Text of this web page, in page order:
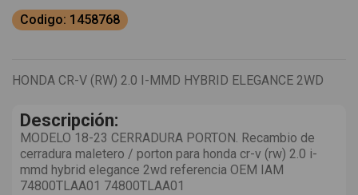
Codigo: 1458768
HONDA CR-V (RW) 2.0 I-MMD HYBRID ELEGANCE 2WD
Descripción:
MODELO 18-23 CERRADURA PORTON. Recambio de
cerradura maletero / porton para honda cr-v (rw) 2.0 i-
mmd hybrid elegance 2wd referencia OEM IAM
74800TLAA01 74800TLAA01